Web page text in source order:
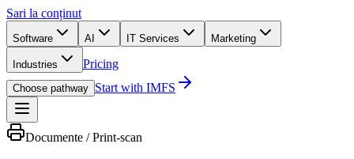
Sari la conținut
Software AI IT Services Marketing
Industries Pricing
Choose pathway Start with IMFS
Documente / Print-scan